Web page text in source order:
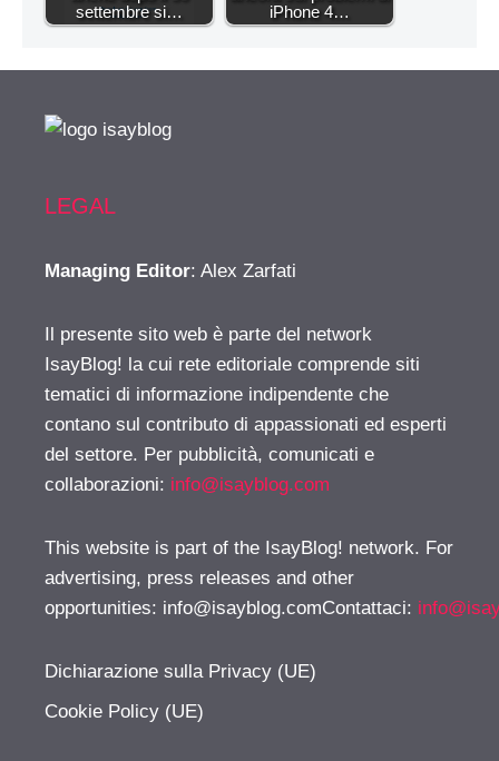
settembre si…
iPhone 4…
LEGAL
Managing Editor: Alex Zarfati
Il presente sito web è parte del network
IsayBlog! la cui rete editoriale comprende siti
tematici di informazione indipendente che
contano sul contributo di appassionati ed esperti
del settore. Per pubblicità, comunicati e
collaborazioni: info@isayblog.com
This website is part of the IsayBlog! network. For
advertising, press releases and other
opportunities: info@isayblog.comContattaci:
Dichiarazione sulla Privacy (UE)
Cookie Policy (UE)